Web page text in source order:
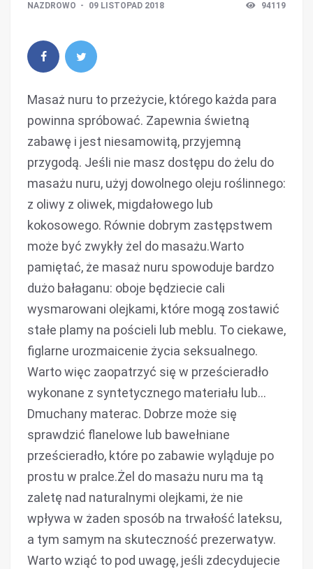
NAZDROWO 09 LISTOPAD 2018 94119
Masaż nuru to przeżycie, którego każda para
powinna spróbować. Zapewnia świetną
zabawę i jest niesamowitą, przyjemną
przygodą. Jeśli nie masz dostępu do żelu do
masażu nuru, użyj dowolnego oleju roślinnego:
z oliwy z oliwek, migdałowego lub
kokosowego. Równie dobrym zastępstwem
może być zwykły żel do masażu.Warto
pamiętać, że masaż nuru spowoduje bardzo
dużo bałaganu: oboje będziecie cali
wysmarowani olejkami, które mogą zostawić
stałe plamy na pościeli lub meblu. To ciekawe,
figlarne urozmaicenie życia seksualnego.
Warto więc zaopatrzyć się w prześcieradło
wykonane z syntetycznego materiału lub…
Dmuchany materac. Dobrze może się
sprawdzić flanelowe lub bawełniane
prześcieradło, które po zabawie wyląduje po
prostu w pralce.Żel do masażu nuru ma tą
zaletę nad naturalnymi olejkami, że nie
wpływa w żaden sposób na trwałość lateksu,
a tym samym na skuteczność prezerwatyw.
Warto wziąć to pod uwagę, jeśli zdecydujecie